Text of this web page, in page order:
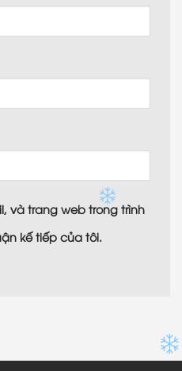
và trang web trong trình
kế tiếp của tôi.